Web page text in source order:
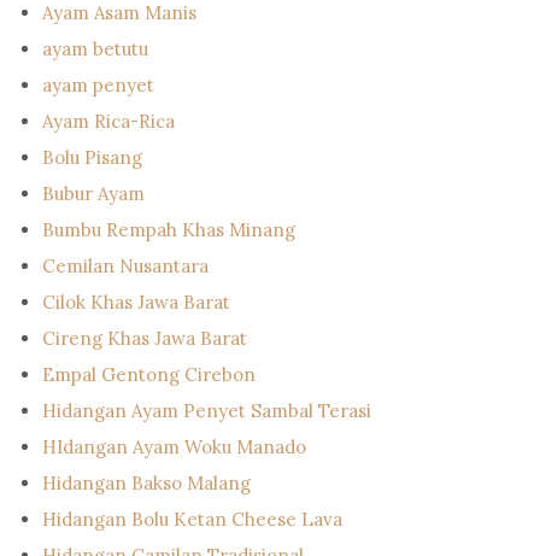
Ayam Asam Manis
ayam betutu
ayam penyet
Ayam Rica-Rica
Bolu Pisang
Bubur Ayam
Bumbu Rempah Khas Minang
Cemilan Nusantara
Cilok Khas Jawa Barat
Cireng Khas Jawa Barat
Empal Gentong Cirebon
Hidangan Ayam Penyet Sambal Terasi
HIdangan Ayam Woku Manado
Hidangan Bakso Malang
Hidangan Bolu Ketan Cheese Lava